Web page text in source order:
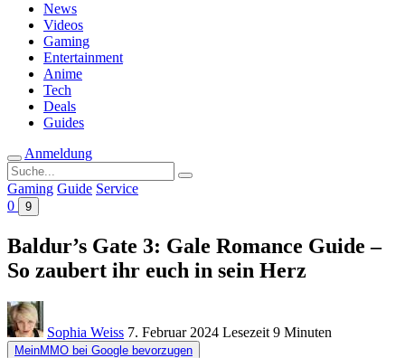
News
Videos
Gaming
Entertainment
Anime
Tech
Deals
Guides
Anmeldung
Suche
nach:
Gaming Guide Service
0
9
Baldur’s Gate 3: Gale Romance Guide –
So zaubert ihr euch in sein Herz
Sophia Weiss 7. Februar 2024 Lesezeit 9 Minuten
MeinMMO bei Google bevorzugen